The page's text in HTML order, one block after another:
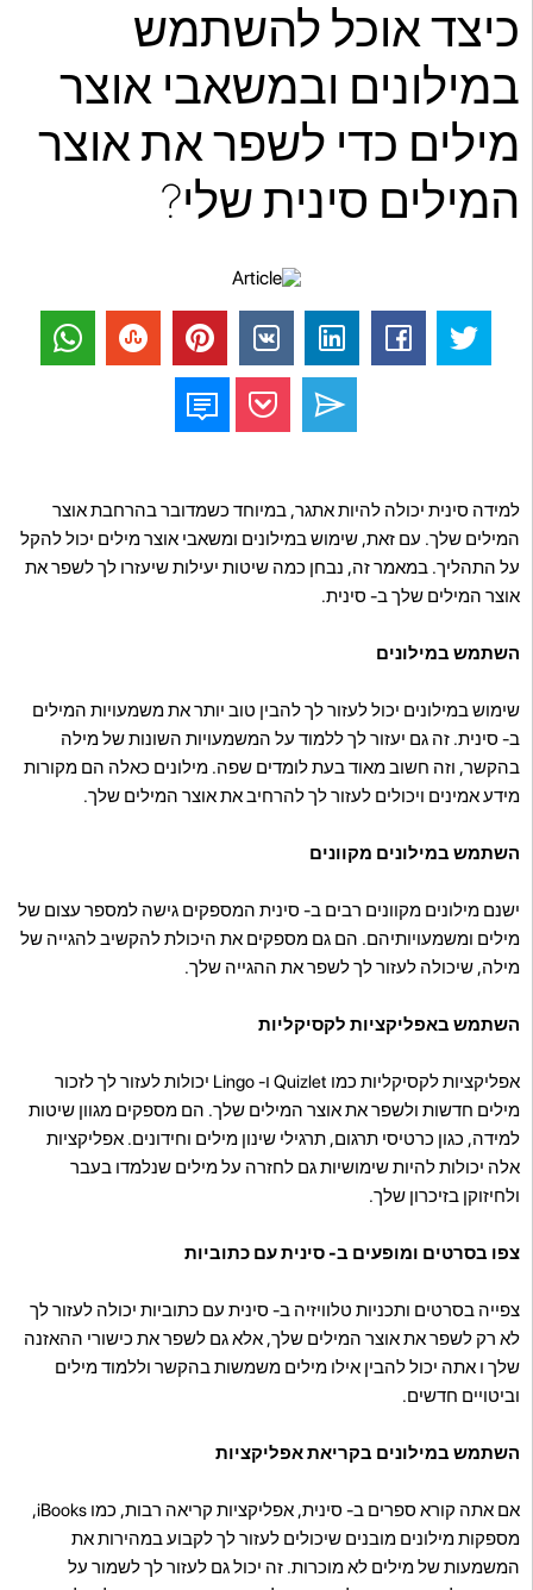
כיצד אוכל להשתמש
במילונים ובמשאבי אוצר
מילים כדי לשפר את אוצר
המילים סינית שלי?
למידה סינית יכולה להיות אתגר, במיוחד כשמדובר בהרחבת אוצר
המילים שלך. עם זאת, שימוש במילונים ומשאבי אוצר מילים יכול להקל
על התהליך. במאמר זה, נבחן כמה שיטות יעילות שיעזרו לך לשפר את
אוצר המילים שלך ב- סינית.
השתמש במילונים
שימוש במילונים יכול לעזור לך להבין טוב יותר את משמעויות המילים
ב- סינית. זה גם יעזור לך ללמוד על המשמעויות השונות של מילה
בהקשר, וזה חשוב מאוד בעת לומדים שפה. מילונים כאלה הם מקורות
מידע אמינים ויכולים לעזור לך להרחיב את אוצר המילים שלך.
השתמש במילונים מקוונים
ישנם מילונים מקוונים רבים ב- סינית המספקים גישה למספר עצום של
מילים ומשמעויותיהם. הם גם מספקים את היכולת להקשיב להגייה של
מילה, שיכולה לעזור לך לשפר את ההגייה שלך.
השתמש באפליקציות לקסיקליות
אפליקציות לקסיקליות כמו Quizlet ו- Lingo יכולות לעזור לך לזכור
מילים חדשות ולשפר את אוצר המילים שלך. הם מספקים מגוון שיטות
למידה, כגון כרטיסי תרגום, תרגילי שינון מילים וחידונים. אפליקציות
אלה יכולות להיות שימושיות גם לחזרה על מילים שנלמדו בעבר
ולחיזוקן בזיכרון שלך.
צפו בסרטים ומופעים ב- סינית עם כתוביות
צפייה בסרטים ותכניות טלוויזיה ב- סינית עם כתוביות יכולה לעזור לך
לא רק לשפר את אוצר המילים שלך, אלא גם לשפר את כישורי ההאזנה
שלך ו אתה יכול להבין אילו מילים משמשות בהקשר וללמוד מילים
וביטויים חדשים.
השתמש במילונים בקריאת אפליקציות
אם אתה קורא ספרים ב- סינית, אפליקציות קריאה רבות, כמו iBooks,
מספקות מילונים מובנים שיכולים לעזור לך לקבוע במהירות את
המשמעות של מילים לא מוכרות. זה יכול גם לעזור לך לשמור על